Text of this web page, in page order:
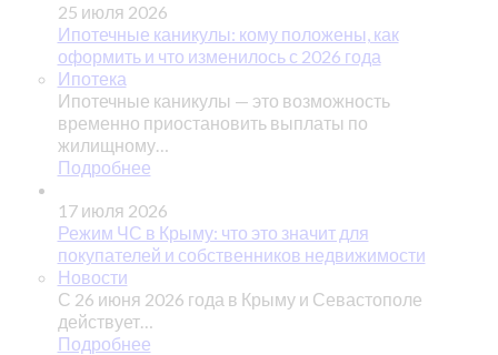
25 июля 2026
Ипотечные каникулы: кому положены, как
оформить и что изменилось с 2026 года
Ипотека
Ипотечные каникулы — это возможность
временно приостановить выплаты по
жилищному…
Подробнее
17 июля 2026
Режим ЧС в Крыму: что это значит для
покупателей и собственников недвижимости
Новости
С 26 июня 2026 года в Крыму и Севастополе
действует…
Подробнее